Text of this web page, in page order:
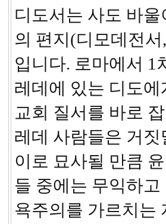
디도서는 사도 바
의 편지(디모데전
입니다. 로마에서 1
레데에 있는 디도
교회 질서를 바로
레데 사람들은 거
이로 묘사될 만큼
들 중에는 무익하
욕주의를 가르치는